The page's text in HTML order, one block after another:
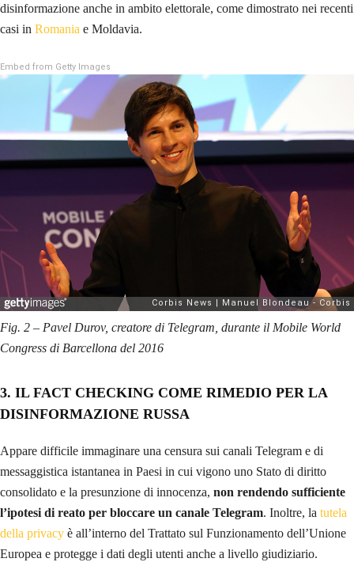
disinformazione anche in ambito elettorale, come dimostrato nei recenti
casi in Romania e Moldavia.
Embed from Getty Images
Fig. 2 – Pavel Durov, creatore di Telegram, durante il Mobile World
Congress di Barcellona del 2016
3. IL FACT CHECKING COME RIMEDIO PER LA
DISINFORMAZIONE RUSSA
Appare difficile immaginare una censura sui canali Telegram e di
messaggistica istantanea in Paesi in cui vigono uno Stato di diritto
consolidato e la presunzione di innocenza, non rendendo sufficiente
l’ipotesi di reato per bloccare un canale Telegram. Inoltre, la tutela
della privacy è all’interno del Trattato sul Funzionamento dell’Unione
Europea e protegge i dati degli utenti anche a livello giudiziario.